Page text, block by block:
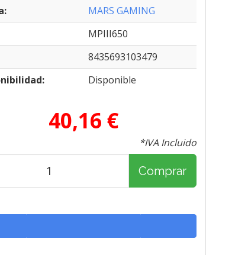
MARS GAMING
MPIII650
8435693103479
Disponible
40,16 €
*IVA Incluido
Comprar